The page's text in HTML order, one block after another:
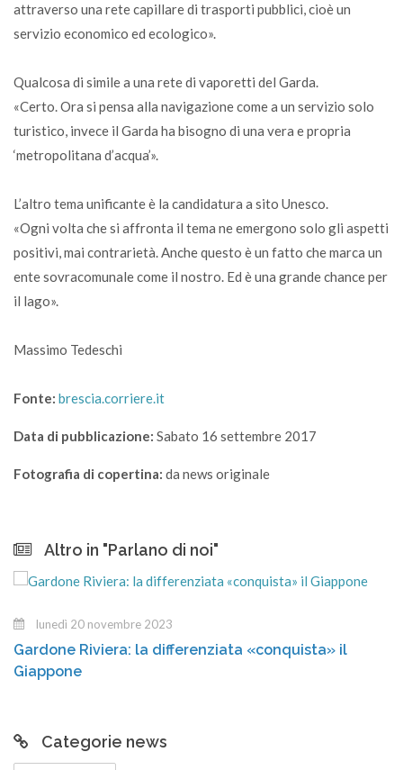
attraverso una rete capillare di trasporti pubblici, cioè un
servizio economico ed ecologico».
Qualcosa di simile a una rete di vaporetti del Garda.
«Certo. Ora si pensa alla navigazione come a un servizio solo
turistico, invece il Garda ha bisogno di una vera e propria
‘metropolitana d’acqua’».
L’altro tema unificante è la candidatura a sito Unesco.
«Ogni volta che si affronta il tema ne emergono solo gli aspetti
positivi, mai contrarietà. Anche questo è un fatto che marca un
ente sovracomunale come il nostro. Ed è una grande chance per
il lago».
Massimo Tedeschi
Fonte: brescia.corriere.it
Data di pubblicazione: Sabato 16 settembre 2017
Fotografia di copertina: da news originale
Altro in "Parlano di noi"
2023
la differenziata «conquista» il Stiamo
Categorie news